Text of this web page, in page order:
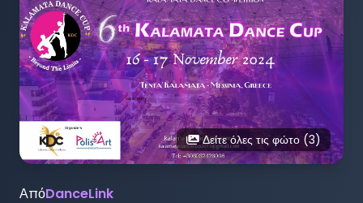
Δείτε όλες τις φώτο (3)
ΑπόDanceLink